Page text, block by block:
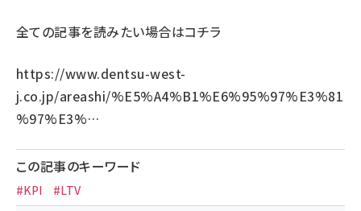
全ての記事を読みたい場合はコチラ
https://www.dentsu-west-
j.co.jp/areashi/%E5%A4%B1%E6%95%97%E3%81
%97%E3%…
この記事のキーワード
#KPI #LTV